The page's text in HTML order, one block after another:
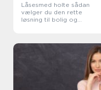
Låsesmed holte sådan
vælger du den rette
løsning til bolig og